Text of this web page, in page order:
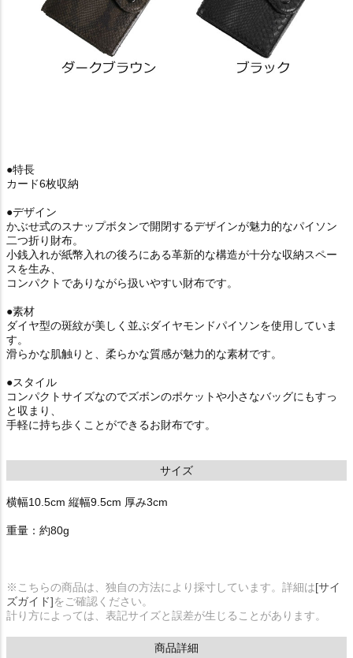
●特長
カード6枚収納
●デザイン
かぶせ式のスナップボタンで開閉するデザインが魅力的なパイソン
二つ折り財布。
小銭入れが紙幣入れの後ろにある革新的な構造が十分な収納スペー
スを生み、
コンパクトでありながら扱いやすい財布です。
●素材
ダイヤ型の斑紋が美しく並ぶダイヤモンドパイソンを使用していま
す。
滑らかな肌触りと、柔らかな質感が魅力的な素材です。
●スタイル
コンパクトサイズなのでズボンのポケットや小さなバッグにもすっ
と収まり、
手軽に持ち歩くことができるお財布です。
サイズ
横幅10.5cm 縦幅9.5cm 厚み3cm
重量：約80g
※こちらの商品は、独自の方法により採寸しています。詳細は[サイ
ズガイド]をご確認ください。
計り方によっては、表記サイズと誤差が生じることがあります。
商品詳細